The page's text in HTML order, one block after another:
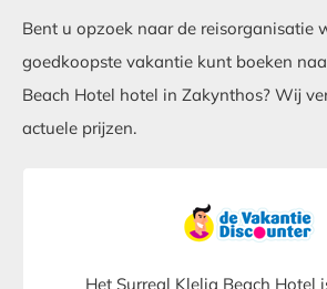
Bent u opzoek naar de reisorganisatie
goedkoopste vakantie kunt boeken
Beach Hotel hotel in Zakynthos? Wij
actuele prijzen.
Het Surreal Klelia Beach Hotel